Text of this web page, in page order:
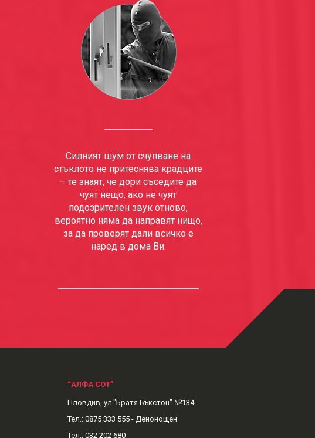
Силният шум от счупване на
стъклото не притеснява крадците
– те знаят, че дори съседите да
чуят нещо, ако не чуят
подозрителен звук отново,
вероятно няма да направят нищо,
за да проверят дали всичко е
наред в дома Ви.
“АЛФА СОТ”
Пловдив, ул."Братя Бъкстон" №134
Тел.: 0875 333 555- Денонощен
Тел.: 032 202 680